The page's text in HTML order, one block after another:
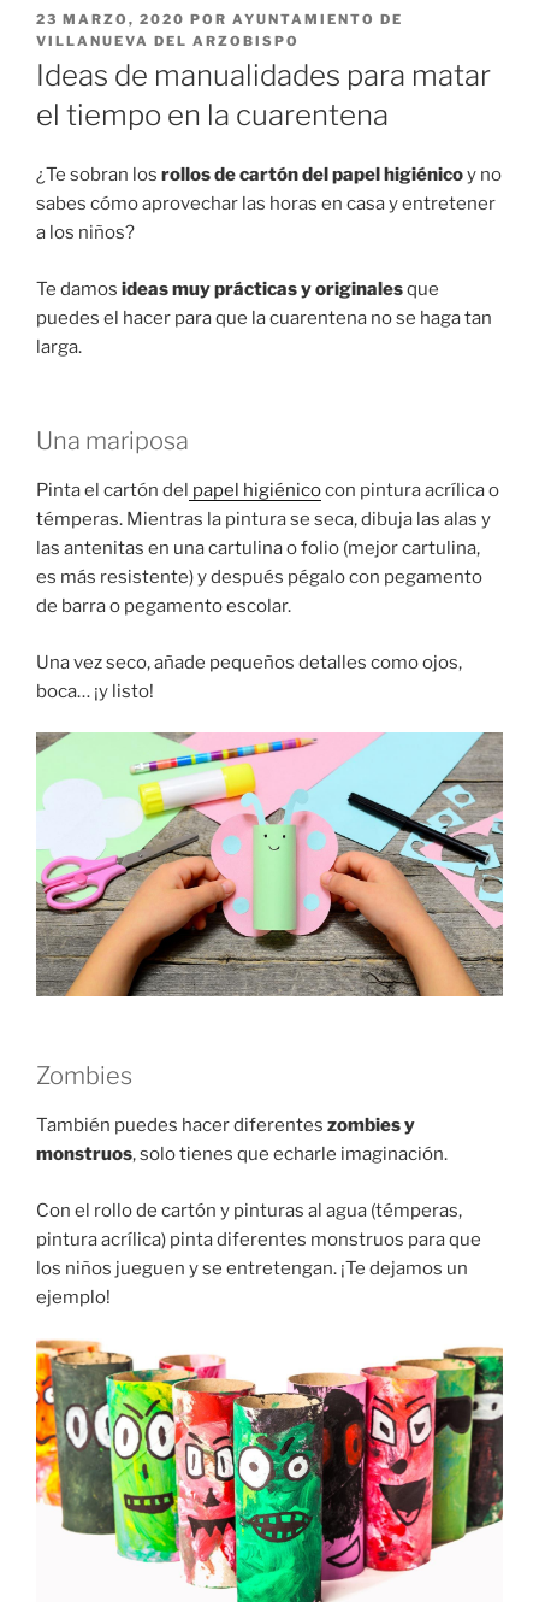
PUBLICADO
EL
23 MARZO, 2020 POR AYUNTAMIENTO DE
VILLANUEVA DEL ARZOBISPO
Ideas de manualidades para matar
el tiempo en la cuarentena
¿Te sobran los rollos de cartón del papel higiénicoy no
sabes cómo aprovechar las horas en casa y entretener
a los niños?
Te damos ideas muy prácticas y originalesque
puedes el hacer para que la cuarentena no se haga tan
larga.
Una mariposa
Pinta el cartón del papel higiénicocon pintura acrílica o
témperas. Mientras la pintura se seca, dibuja las alas y
las antenitas en una cartulina o folio (mejor cartulina,
es más resistente) y después pégalo con pegamento
de barra o pegamento escolar.
Una vez seco, añade pequeños detalles como ojos,
boca… ¡y listo!
Zombies
También puedes hacer diferentes zombies y
monstruos, solo tienes que echarle imaginación.
Con el rollo de cartón y pinturas al agua (témperas,
pintura acrílica) pinta diferentes monstruos para que
los niños jueguen y se entretengan. ¡Te dejamos un
ejemplo!